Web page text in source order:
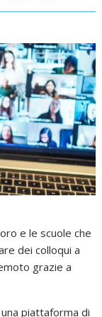
e le scuole che
dei colloqui a
grazie a
piattaforma di